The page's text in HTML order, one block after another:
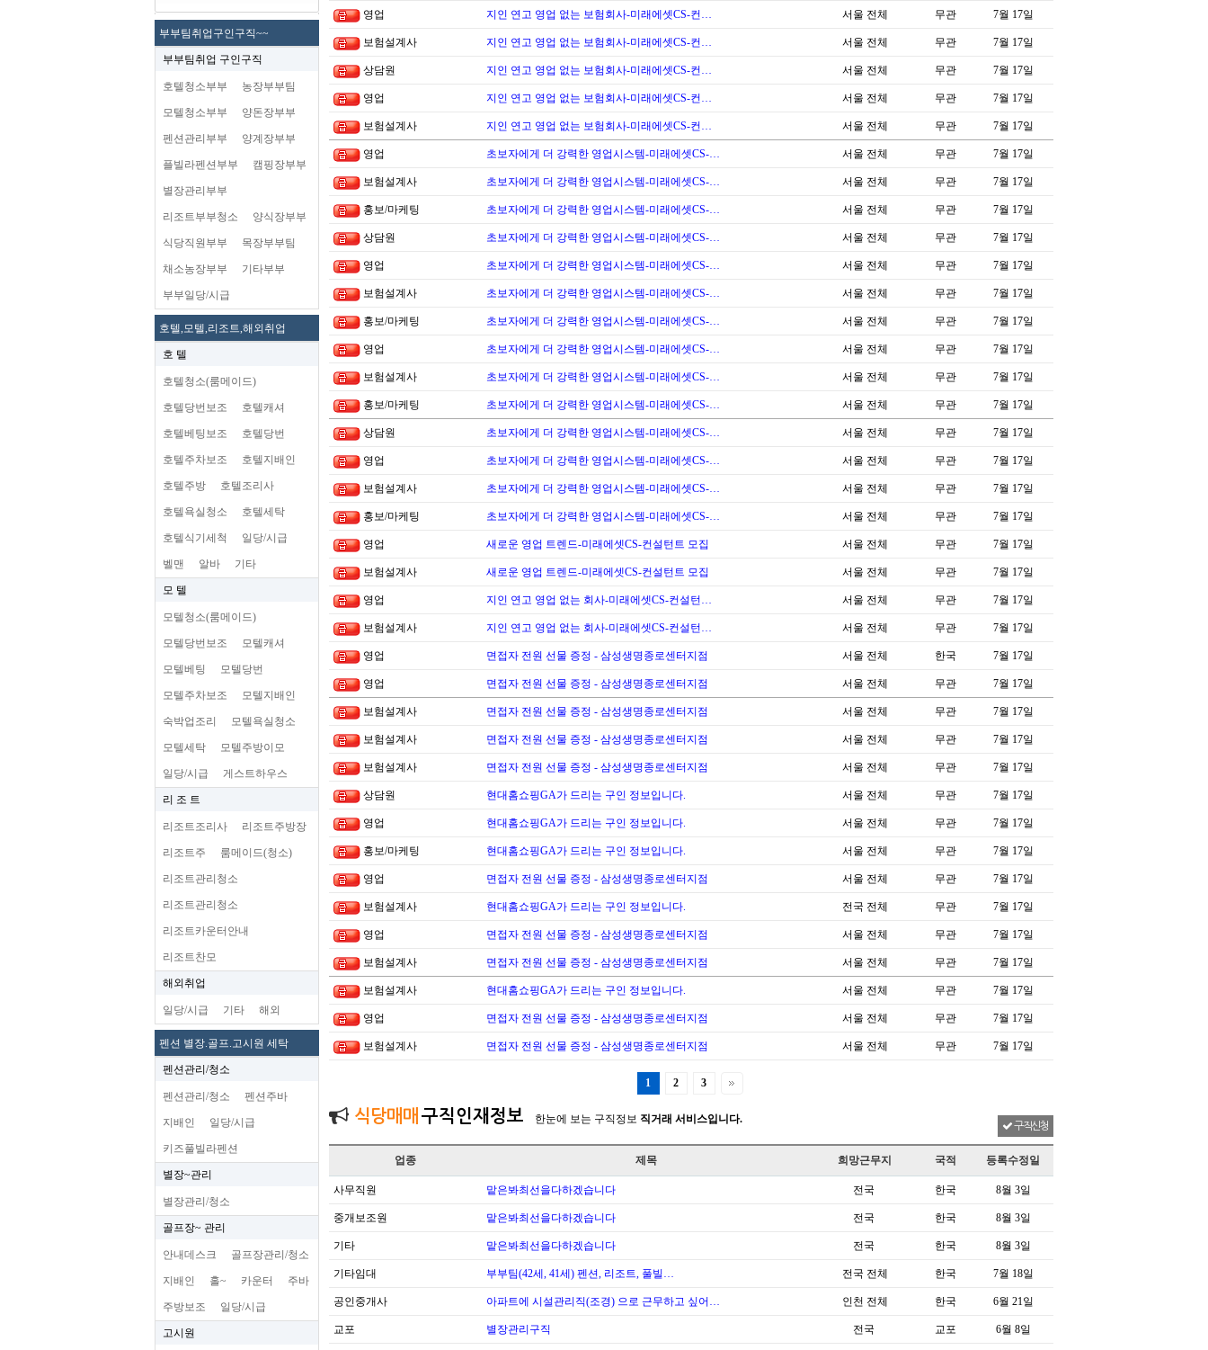
부부팀취업구인구직~~
부부팀취업 구인구직
호텔청소부부 농장부부팀
모텔청소부부 양돈장부부
펜션관리부부 양계장부부
플빌라펜션부부 캠핑장부부
별장관리부부
리조트부부청소 양식장부부
식당직원부부 목장부부팀
채소농장부부 기타부부
부부일당/시급
호텔,모텔,리조트,해외취업
호 텔
호텔청소(룸메이드)
호텔당번보조 호텔캐셔
호텔베팅보조 호텔당번
호텔주차보조 호텔지배인
호텔주방 호텔조리사
호텔욕실청소 호텔세탁
호텔식기세척 일당/시급
벨맨 알바 기타
모 텔
모텔청소(룸메이드)
모텔당번보조 모텔캐셔
모텔베팅 모텔당번
모텔주차보조 모텔지배인
숙박업조리 모텔욕실청소
모텔세탁 모텔주방이모
일당/시급 게스트하우스
리 조 트
리조트조리사 리조트주방장
리조트주 룸메이드(청소)
리조트관리청소
리조트관리청소
리조트카운터안내
리조트찬모
해외취업
일당/시급 기타 해외
펜션 별장.골프.고시원 세탁
펜션관리/청소
펜션관리/청소 펜션주바
지배인 일당/시급
키즈풀빌라펜션
별장~관리
별장관리/청소
골프장~ 관리
안내데스크 골프장관리/청소
지배인 홀~ 카운터 주바
주방보조 일당/시급
고시원
영업 지인 연고 영업 없는 보험회사-미래에셋CS-컨… 서울 전체 무관 7월 17일
보험설계사 지인 연고 영업 없는 보험회사-미래에셋CS-컨… 서울 전체 무관 7월 17일
상담원 지인 연고 영업 없는 보험회사-미래에셋CS-컨… 서울 전체 무관 7월 17일
영업 지인 연고 영업 없는 보험회사-미래에셋CS-컨… 서울 전체 무관 7월 17일
보험설계사 지인 연고 영업 없는 보험회사-미래에셋CS-컨… 서울 전체 무관 7월 17일
영업 초보자에게 더 강력한 영업시스템-미래에셋CS-… 서울 전체 무관 7월 17일
보험설계사 초보자에게 더 강력한 영업시스템-미래에셋CS-… 서울 전체 무관 7월 17일
홍보/마케팅 초보자에게 더 강력한 영업시스템-미래에셋CS-… 서울 전체 무관 7월 17일
상담원 초보자에게 더 강력한 영업시스템-미래에셋CS-… 서울 전체 무관 7월 17일
영업 초보자에게 더 강력한 영업시스템-미래에셋CS-… 서울 전체 무관 7월 17일
보험설계사 초보자에게 더 강력한 영업시스템-미래에셋CS-… 서울 전체 무관 7월 17일
홍보/마케팅 초보자에게 더 강력한 영업시스템-미래에셋CS-… 서울 전체 무관 7월 17일
영업 초보자에게 더 강력한 영업시스템-미래에셋CS-… 서울 전체 무관 7월 17일
보험설계사 초보자에게 더 강력한 영업시스템-미래에셋CS-… 서울 전체 무관 7월 17일
홍보/마케팅 초보자에게 더 강력한 영업시스템-미래에셋CS-… 서울 전체 무관 7월 17일
상담원 초보자에게 더 강력한 영업시스템-미래에셋CS-… 서울 전체 무관 7월 17일
영업 초보자에게 더 강력한 영업시스템-미래에셋CS-… 서울 전체 무관 7월 17일
보험설계사 초보자에게 더 강력한 영업시스템-미래에셋CS-… 서울 전체 무관 7월 17일
홍보/마케팅 초보자에게 더 강력한 영업시스템-미래에셋CS-… 서울 전체 무관 7월 17일
영업 새로운 영업 트렌드-미래에셋CS-컨설턴트 모집 서울 전체 무관 7월 17일
보험설계사 새로운 영업 트렌드-미래에셋CS-컨설턴트 모집 서울 전체 무관 7월 17일
영업 지인 연고 영업 없는 회사-미래에셋CS-컨설턴… 서울 전체 무관 7월 17일
보험설계사 지인 연고 영업 없는 회사-미래에셋CS-컨설턴… 서울 전체 무관 7월 17일
영업 면접자 전원 선물 증정 - 삼성생명종로센터지점 서울 전체 한국 7월 17일
영업 면접자 전원 선물 증정 - 삼성생명종로센터지점 서울 전체 무관 7월 17일
보험설계사 면접자 전원 선물 증정 - 삼성생명종로센터지점 서울 전체 무관 7월 17일
보험설계사 면접자 전원 선물 증정 - 삼성생명종로센터지점 서울 전체 무관 7월 17일
보험설계사 면접자 전원 선물 증정 - 삼성생명종로센터지점 서울 전체 무관 7월 17일
상담원 현대홈쇼핑GA가 드리는 구인 정보입니다. 서울 전체 무관 7월 17일
영업 현대홈쇼핑GA가 드리는 구인 정보입니다. 서울 전체 무관 7월 17일
홍보/마케팅 현대홈쇼핑GA가 드리는 구인 정보입니다. 서울 전체 무관 7월 17일
영업 면접자 전원 선물 증정 - 삼성생명종로센터지점 서울 전체 무관 7월 17일
보험설계사 현대홈쇼핑GA가 드리는 구인 정보입니다. 전국 전체 무관 7월 17일
영업 면접자 전원 선물 증정 - 삼성생명종로센터지점 서울 전체 무관 7월 17일
보험설계사 면접자 전원 선물 증정 - 삼성생명종로센터지점 서울 전체 무관 7월 17일
보험설계사 현대홈쇼핑GA가 드리는 구인 정보입니다. 서울 전체 무관 7월 17일
영업 면접자 전원 선물 증정 - 삼성생명종로센터지점 서울 전체 무관 7월 17일
보험설계사 면접자 전원 선물 증정 - 삼성생명종로센터지점 서울 전체 무관 7월 17일
1 2 3
식당매매 구직인재정보 한눈에 보는 구직정보 직거래 서비스입니다.
구직신청
업종 제목 희망근무지 국적 등록수정일
사무직원 맡은봐최선을다하겠습니다 전국 한국 8월 3일
중개보조원 맡은봐최선을다하겠습니다 전국 한국 8월 3일
기타 맡은봐최선을다하겠습니다 전국 한국 8월 3일
기타임대 부부팀(42세, 41세) 펜션, 리조트, 풀빌… 전국 전체 한국 7월 18일
공인중개사 아파트에 시설관리직(조경) 으로 근무하고 싶어… 인천 전체 한국 6월 21일
교포 별장관리구직 전국 교포 6월 8일